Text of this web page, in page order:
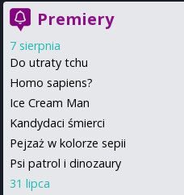
Premiery
7 sierpnia
Do utraty tchu
Homo sapiens?
Ice Cream Man
Kandydaci śmierci
Pejzaż w kolorze sepii
Psi patrol i dinozaury
31 lipca